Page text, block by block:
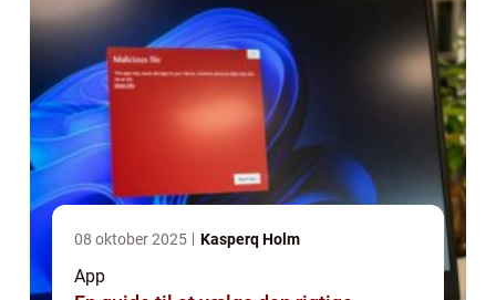
08 oktober 2025 Kasperq Holm
App